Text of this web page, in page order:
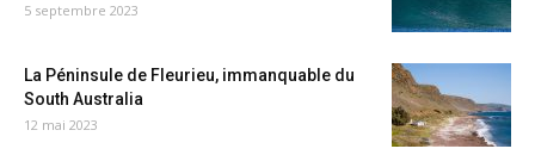
5 septembre 2023
La Péninsule de Fleurieu, immanquable du
South Australia
12 mai 2023